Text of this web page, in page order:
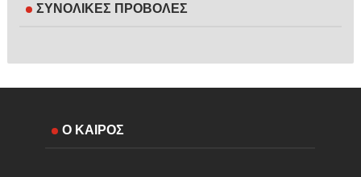
ΣΥΝΟΛΙΚΕΣ ΠΡΟΒΟΛΕΣ
Ο ΚΑΙΡΟΣ